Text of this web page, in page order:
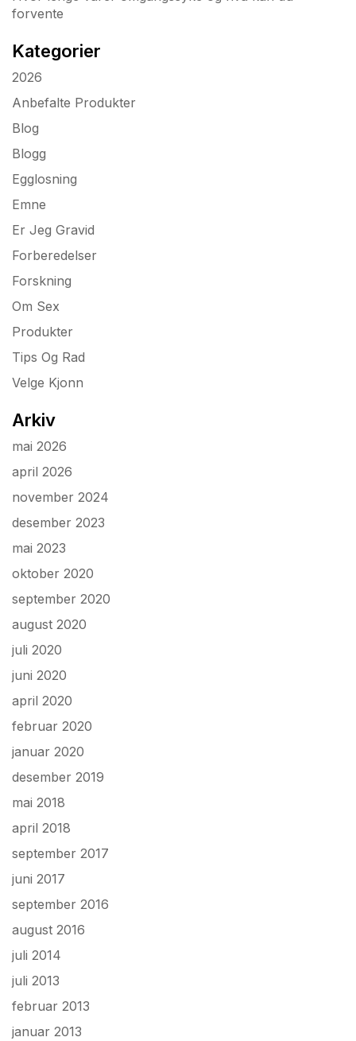
forvente
Kategorier
2026
Anbefalte Produkter
Blog
Blogg
Egglosning
Emne
Er Jeg Gravid
Forberedelser
Forskning
Om Sex
Produkter
Tips Og Rad
Velge Kjonn
Arkiv
mai 2026
april 2026
november 2024
desember 2023
mai 2023
oktober 2020
september 2020
august 2020
juli 2020
juni 2020
april 2020
februar 2020
januar 2020
desember 2019
mai 2018
april 2018
september 2017
juni 2017
september 2016
august 2016
juli 2014
juli 2013
februar 2013
januar 2013